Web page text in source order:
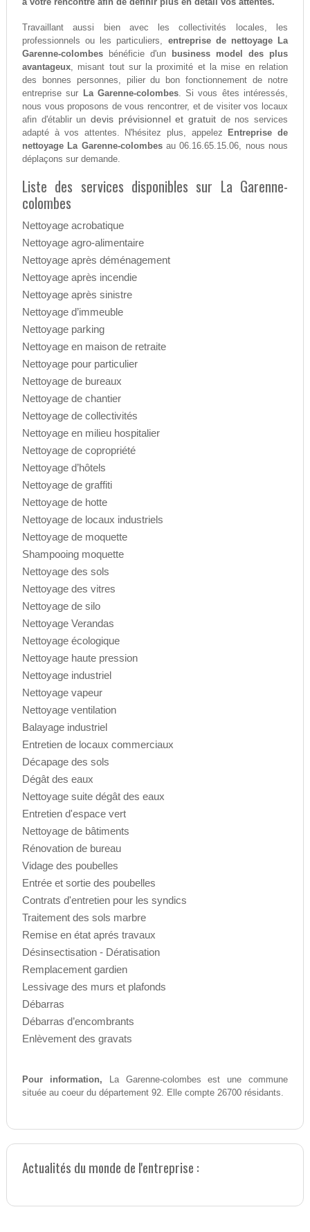
Travaillant aussi bien avec les collectivités locales, les
professionnels ou les particuliers, entreprise de nettoyage La
Garenne-colombesbénéficie d'un
business model des plus
avantageux, misant tout sur la proximité et la mise en relation
des bonnes personnes, pilier du bon fonctionnement de notre
entreprise sur La Garenne-colombes. Si vous êtes intéressés,
nous vous proposons de vous rencontrer, et de visiter vos locaux
afin d'établir un devis prévisionnel et gratuit de nos services
adapté à vos attentes. N'hésitez plus, appelez
Entreprise de
nettoyage La Garenne-colombesau 06.16.65.15.06, nous nous
déplaçons sur demande.
Liste des services disponibles sur La Garenne-
colombes
Nettoyage acrobatique
Nettoyage agro-alimentaire
Nettoyage après déménagement
Nettoyage après incendie
Nettoyage après sinistre
Nettoyage d’immeuble
Nettoyage parking
Nettoyage en maison de retraite
Nettoyage pour particulier
Nettoyage de bureaux
Nettoyage de chantier
Nettoyage de collectivités
Nettoyage en milieu hospitalier
Nettoyage de copropriété
Nettoyage d’hôtels
Nettoyage de graffiti
Nettoyage de hotte
Nettoyage de locaux industriels
Nettoyage de moquette
Shampooing moquette
Nettoyage des sols
Nettoyage des vitres
Nettoyage de silo
Nettoyage Verandas
Nettoyage écologique
Nettoyage haute pression
Nettoyage industriel
Nettoyage vapeur
Nettoyage ventilation
Balayage industriel
Entretien de locaux commerciaux
Décapage des sols
Dégât des eaux
Nettoyage suite dégât des eaux
Entretien d'espace vert
Nettoyage de bâtiments
Rénovation de bureau
Vidage des poubelles
Entrée et sortie des poubelles
Contrats d'entretien pour les syndics
Traitement des sols marbre
Remise en état aprés travaux
Désinsectisation - Dératisation
Remplacement gardien
Lessivage des murs et plafonds
Débarras
Débarras d’encombrants
Enlèvement des gravats
Pour information, La Garenne-colombes est une commune
située au coeur du département 92. Elle compte 26700 résidants.
Actualités du monde de l'entreprise :